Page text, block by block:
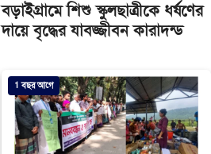
বড়াইগ্রামে শিশু স্কুলছাত্রীকে ধর্ষণের
দায়ে বৃদ্ধের যাবজ্জীবন কারাদন্ড
1 বছর আগে